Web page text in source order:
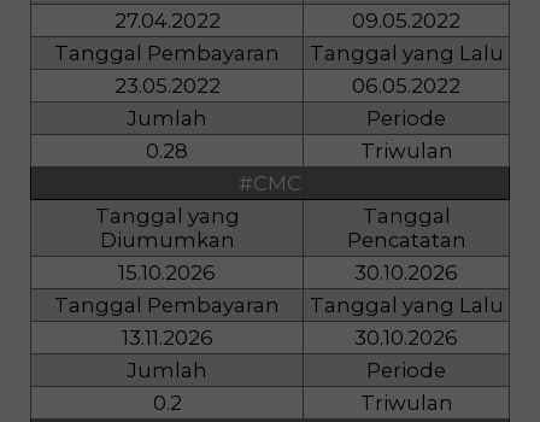
27.04.2022
09.05.2022
Tanggal Pembayaran
Tanggal yang Lalu
23.05.2022
06.05.2022
Jumlah
Periode
0.28
Triwulan
#CMC
Tanggal yang
Diumumkan
Tanggal
Pencatatan
15.10.2026
30.10.2026
Tanggal Pembayaran
Tanggal yang Lalu
13.11.2026
30.10.2026
Jumlah
Periode
0.2
Triwulan